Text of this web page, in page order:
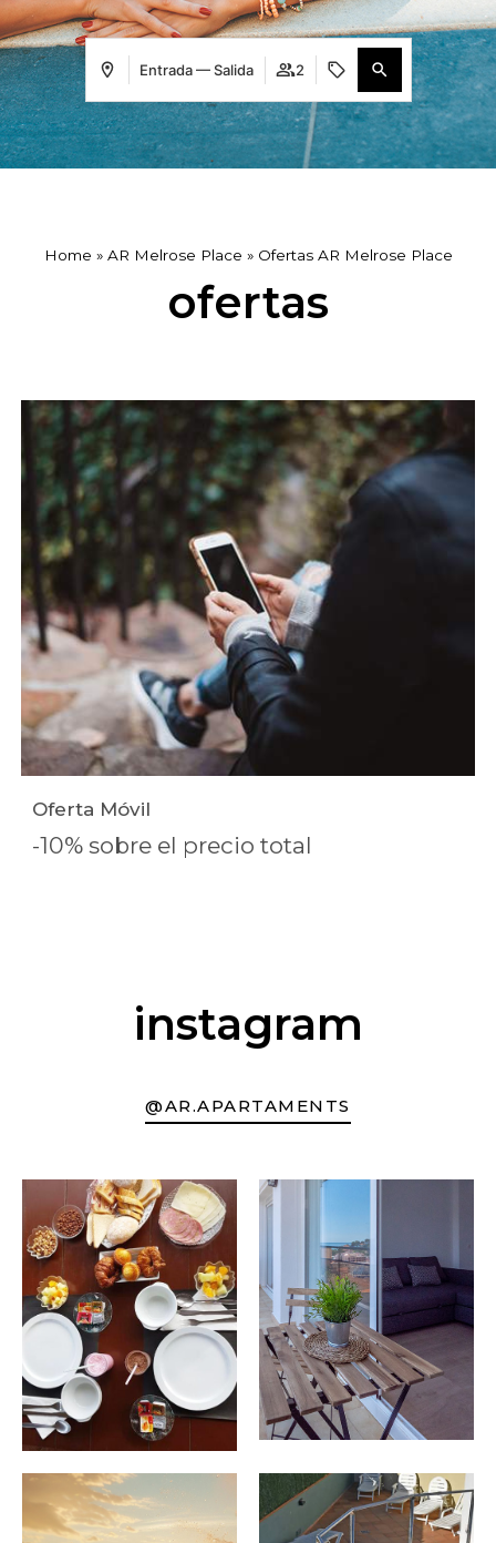
Entrada — Salida 2
Home » AR Melrose Place » Ofertas AR Melrose Place
ofertas
Oferta Móvil
-10% sobre el precio total
instagram
@AR.APARTAMENTS